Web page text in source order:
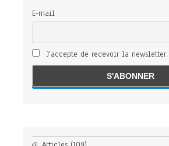
E-mail
J'accepte de recevoir la newsletter.